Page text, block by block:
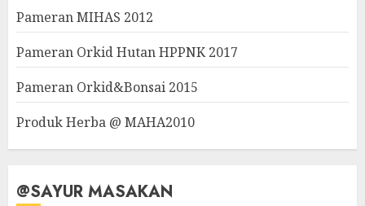
Pameran MIHAS 2012
Pameran Orkid Hutan HPPNK 2017
Pameran Orkid&Bonsai 2015
Produk Herba @ MAHA2010
@SAYUR MASAKAN